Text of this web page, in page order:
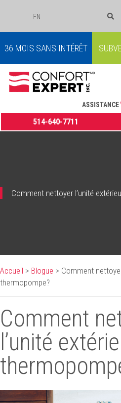
EN
36 MOIS SANS INTÉRÊT
ASSISTANCE
514-640-7711
Comment nettoyer l’unité
Accueil > Blogue > Comment
thermopompe?
Comment
l’unité